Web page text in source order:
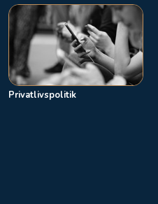
Privatlivspolitik